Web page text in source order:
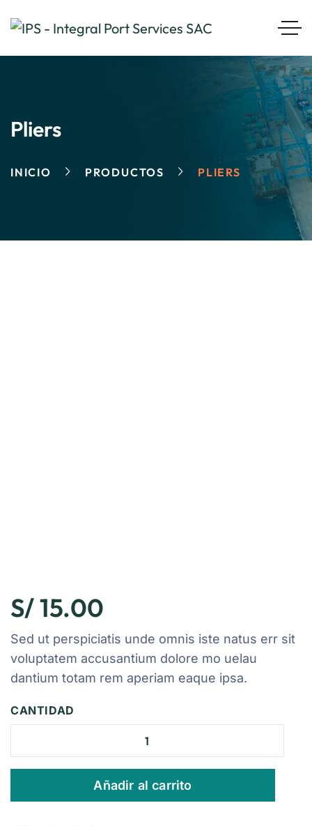
Pliers
INICIO PRODUCTOS PLIERS
S/15.00
Sed ut perspiciatis unde omnis iste natus err sit
voluptatem accusantium dolore mo uelau
dantium totam rem aperiam eaque ipsa.
CANTIDAD
Añadir al carrito